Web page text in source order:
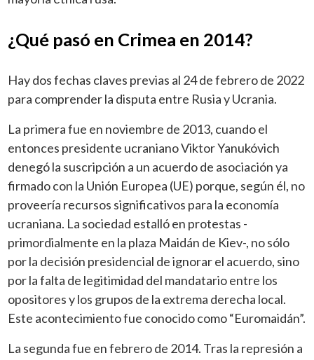
¿Qué pasó en Crimea en 2014?
Hay dos fechas claves previas al 24 de febrero de 2022
para comprender la disputa entre Rusia y Ucrania.
La primera fue en noviembre de 2013, cuando el
entonces presidente ucraniano Viktor Yanukóvich
denegó la suscripción a un acuerdo de asociación ya
firmado con la Unión Europea (UE) porque, según él, no
proveería recursos significativos para la economía
ucraniana. La sociedad estalló en protestas -
primordialmente en la plaza Maidán de Kiev-, no sólo
por la decisión presidencial de ignorar el acuerdo, sino
por la falta de legitimidad del mandatario entre los
opositores y los grupos de la extrema derecha local.
Este acontecimiento fue conocido como “Euromaidán”.
La segunda fue en febrero de 2014. Tras la represión a